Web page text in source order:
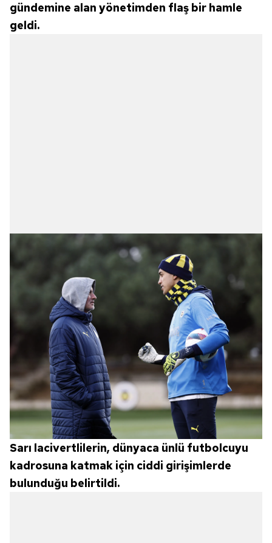
gündemine alan yönetimden flaş bir hamle
geldi.
Sarı lacivertlilerin, dünyaca ünlü futbolcuyu
kadrosuna katmak için ciddi girişimlerde
bulunduğu belirtildi.